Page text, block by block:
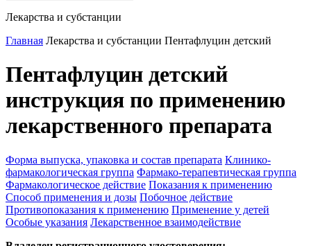
Лекарства и субстанции
Главная Лекарства и субстанции Пентафлуцин детский
Пентафлуцин детский
инструкция по применению
лекарственного препарата
Форма выпуска, упаковка и состав препарата Клинико-
фармакологическая группа Фармако-терапевтическая группа
Фармакологическое действие Показания к применению
Способ применения и дозы Побочное действие
Противопоказания к применению Применение у детей
Особые указания Лекарственное взаимодействие